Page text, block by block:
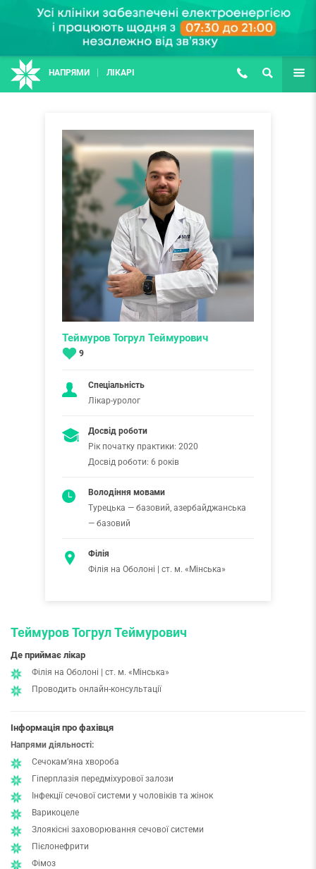
НАПРЯМИ ЛІКАРІ (067) 127-03-03
ПОШУК ЩЕ
Теймуров Тогрул Теймурович
9
Спеціальність
Лікар-уролог
Досвід роботи
Рік початку практики: 2020
Досвід роботи: 6 років
Володіння мовами
Турецька — базовий, азербайджанська
— базовий
Філія
Філія на Оболоні | ст. м. «Мінська»
Теймуров Тогрул Теймурович
Де приймає лікар
Філія на Оболоні | ст. м. «Мінська»
Проводить онлайн-консультації
Інформація про фахівця
Напрями діяльності:
Сечокамʼяна хвороба
Гіперплазія передміхурової залози
Інфекції сечової системи у чоловіків та жінок
Варикоцеле
Злоякісні заховорювання сечової системи
Пієлонефрити
Фімоз